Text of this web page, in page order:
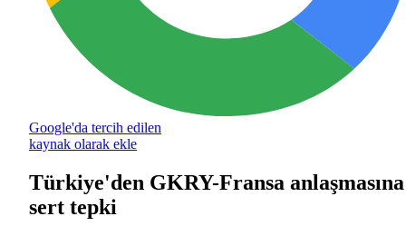
Google'da tercih edilen
kaynak olarak ekle
Türkiye'den GKRY-Fransa anlaşmasına
sert tepki